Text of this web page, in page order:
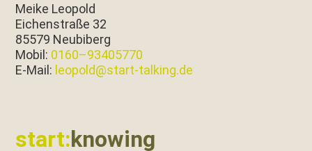
Meike Leopold
Eichen­straße 32
85579 Neubiberg
Mobil: 0160–93405770
E‑Mail: leopold@start-talking.de
start:knowing